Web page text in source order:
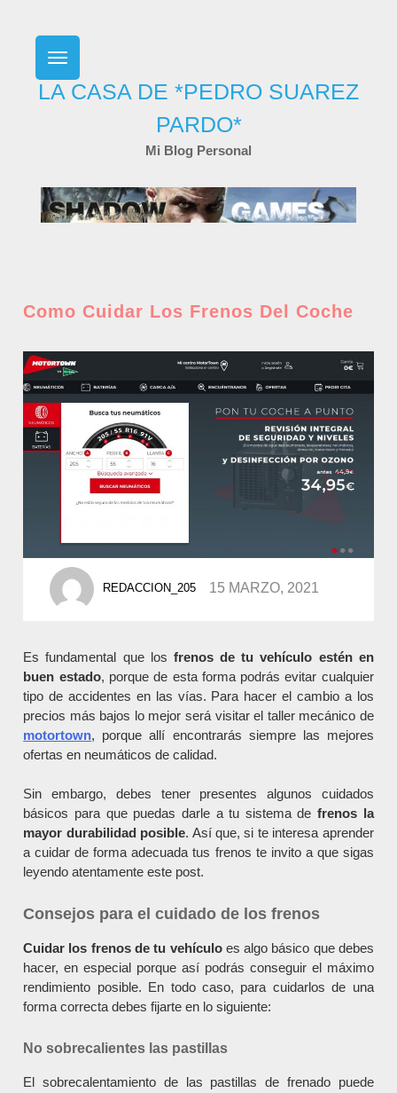
LA CASA DE *PEDRO SUAREZ
PARDO*
Mi Blog Personal
Como Cuidar Los Frenos Del Coche
BY
REDACCION_205 15 MARZO, 2021
Es fundamental que los frenos de tu vehículo estén en
buen estado, porque de esta forma podrás evitar cualquier
tipo de accidentes en las vías. Para hacer el cambio a los
precios más bajos lo mejor será visitar el taller mecánico de
motortown, porque allí encontrarás siempre las mejores
ofertas en neumáticos de calidad.
Sin embargo, debes tener presentes algunos cuidados
básicos para que puedas darle a tu sistema defrenos la
mayor durabilidad posible. Así que, si te interesa aprender
a cuidar de forma adecuada tus frenos te invito a que sigas
leyendo atentamente este post.
Consejos para el cuidado de los frenos
Cuidar los frenos de tu vehículoes algo básico que debes
hacer, en especial porque así podrás conseguir el máximo
rendimiento posible. En todo caso, para cuidarlos de una
forma correcta debes fijarte en lo siguiente:
No sobrecalientes las pastillas
El sobrecalentamiento de las pastillas de frenado puede